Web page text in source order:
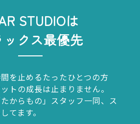
STUDIOは
ックス最優先
を止めるたったひとつの方
トの成長は止まりません。
からもの」スタッフ一同、ス
てます。
るおそれがある場合
合
以外の情報については、原則とし
ん。
および削除